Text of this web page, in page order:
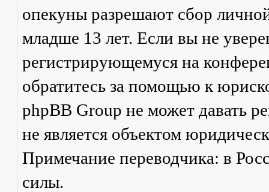
опекуны разрешают сбор
младше 13 лет. Если вы не
регистрирующемуся на
обратитесь за помощью к
phpBB Group не может давать
не является объектом
Примечание переводчика: в
силы.